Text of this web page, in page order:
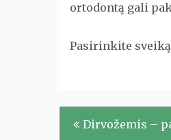
ortodontą gali
Pasirinkite
Navigacija
Dirvožemis –